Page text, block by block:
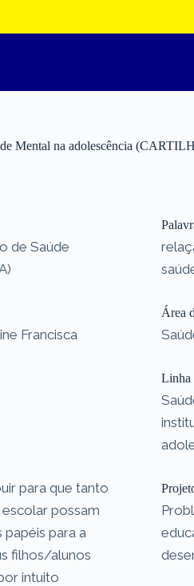
Mental na adolescência
de Saúde
Francisca
para que tanto
possam
para a
filhos/alunos
intuito
Área
Linha